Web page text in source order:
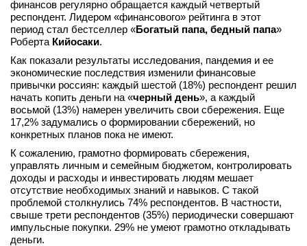
вконтакте
телеграм
Стать автором
Вход
финансов регулярно обращается каждый четвертый
респондент. Лидером «финансового» рейтинга в этот
период стал бестселлер «Богатый папа, бедный папа»
Роберта Кийосаки.
Как показали результаты исследования, пандемия и ее
экономические последствия изменили финансовые
привычки россиян: каждый шестой (18%) респондент решил
начать копить деньги на «черный день», а каждый
восьмой (13%) намерен увеличить свои сбережения. Еще
17,2% задумались о формировании сбережений, но
конкретных планов пока не имеют.
К сожалению, грамотно формировать сбережения,
управлять личным и семейным бюджетом, контролировать
доходы и расходы и инвестировать людям мешает
отсутствие необходимых знаний и навыков. С такой
проблемой столкнулись 74% респондентов. В частности,
свыше трети респондентов (35%) периодически совершают
импульсные покупки. 29% не умеют грамотно откладывать
деньги.